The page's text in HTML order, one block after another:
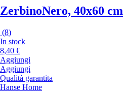
ZerbinoNero, 40x60 cm
(8)
In stock
8,40 €
Aggiungi
Aggiungi
Qualità garantita
Hanse Home